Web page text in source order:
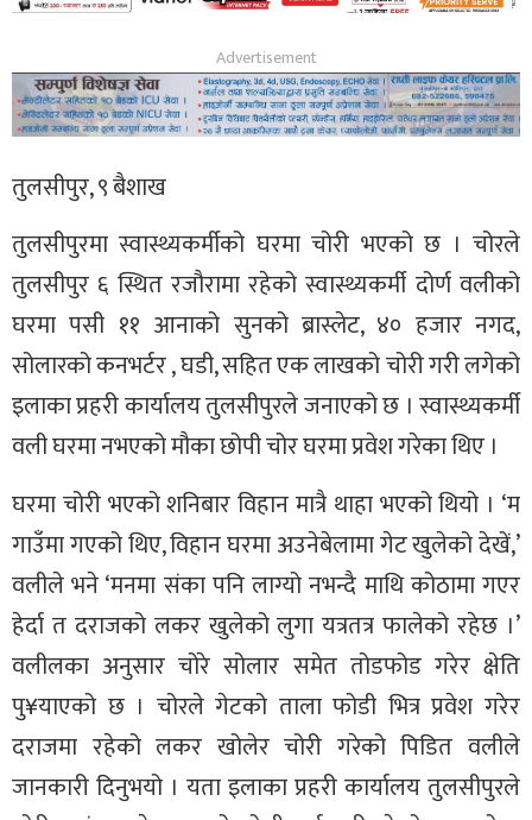
तुलसीपुर, ९ बैशाख
तुलसीपुरमा स्वास्थ्यकर्मीको घरमा चोरी भएको छ । चोरले
तुलसीपुर ६ स्थित रजौरामा रहेको स्वास्थ्यकर्मी दोर्ण वलीको
घरमा पसी ११ आनाको सुनको ब्रास्लेट, ४० हजार नगद,
सोलारको कनभर्टर , घडी, सहित एक लाखको चोरी गरी लगेको
इलाका प्रहरी कार्यालय तुलसीपुरले जनाएको छ । स्वास्थ्यकर्मी
वली घरमा नभएको मौका छोपी चोर घरमा प्रवेश गरेका थिए ।
घरमा चोरी भएको शनिबार विहान मात्रै थाहा भएको थियो । ‘म
गाउँमा गएको थिए, विहान घरमा अउनेबेलामा गेट खुलेको देखें,’
वलीले भने ‘मनमा संका पनि लाग्यो नभन्दै माथि कोठामा गएर
हेर्दा त दराजको लकर खुलेको लुगा यत्रतत्र फालेको रहेछ ।’
वलीलका अनुसार चोरे सोलार समेत तोडफोड गरेर क्षेति
पु¥याएको छ । चोरले गेटको ताला फोडी भित्र प्रवेश गरेर
दराजमा रहेको लकर खोलेर चोरी गरेको पिडित वलीले
जानकारी दिनुभयो । यता इलाका प्रहरी कार्यालय तुलसीपुरले